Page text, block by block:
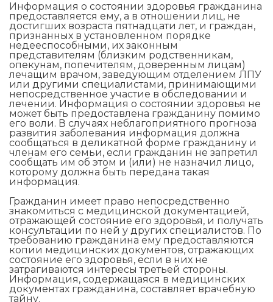
Информация о состоянии здоровья гражданина
предоставляется ему, а в отношении лиц, не
достигших возраста пятнадцати лет, и граждан,
признанных в установленном порядке
недееспособными, их законным
представителям (близким родственникам,
опекунам, попечителям, доверенным лицам)
лечащим врачом, заведующим отделением ЛПУ
или другими специалистами, принимающими
непосредственное участие в обследовании и
лечении. Информация о состоянии здоровья не
может быть предоставлена гражданину помимо
его воли. В случаях неблагоприятного прогноза
развития заболевания информация должна
сообщаться в деликатной форме гражданину и
членам его семьи, если гражданин не запретил
сообщать им об этом и (или) не назначил лицо,
которому должна быть передана такая
информация.
Гражданин имеет право непосредственно
знакомиться с медицинской документацией,
отражающей состояние его здоровья, и получать
консультации по ней у других специалистов. По
требованию гражданина ему предоставляются
копии медицинских документов, отражающих
состояние его здоровья, если в них не
затрагиваются интересы третьей стороны.
Информация, содержащаяся в медицинских
документах гражданина, составляет врачебную
тайну.